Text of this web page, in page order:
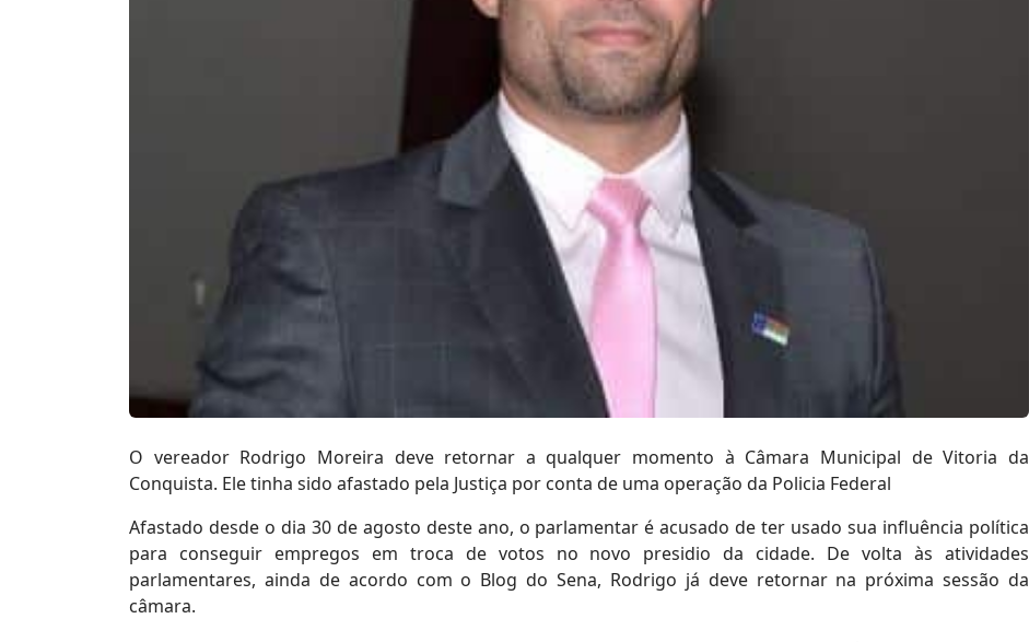
O vereador Rodrigo Moreira deve retornar a qualquer momento à Câmara Municipal de Vitoria da
Conquista. Ele tinha sido afastado pela Justiça por conta de uma operação da Policia Federal
Afastado desde o dia 30 de agosto deste ano, o parlamentar é acusado de ter usado sua influência política
para conseguir empregos em troca de votos no novo presidio da cidade. De volta às atividades
parlamentares, ainda de acordo com o Blog do Sena, Rodrigo já deve retornar na próxima sessão da
câmara.